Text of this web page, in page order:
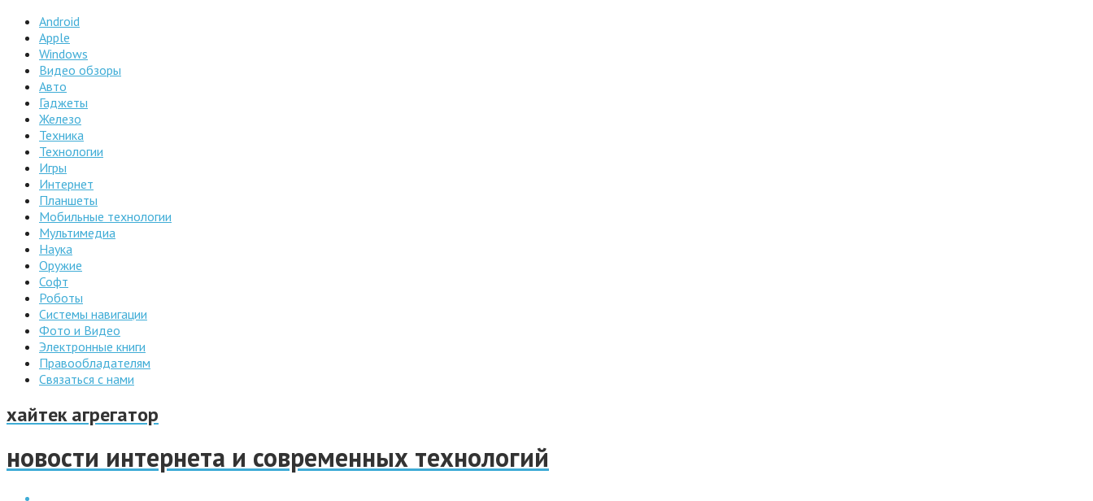
Android
Apple
Windows
Видео обзоры
Авто
Гаджеты
Железо
Техника
Технологии
Игры
Интернет
Планшеты
Мобильные технологии
Мультимедиа
Наука
Оружие
Софт
Роботы
Системы навигации
Фото и Видео
Электронные книги
Правообладателям
Связаться с нами
хайтек агрегатор
новости интернета и современных технологий